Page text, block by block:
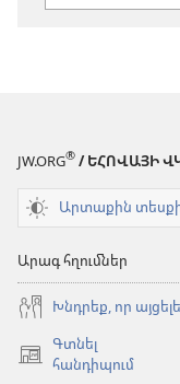
JW.ORG® / ԵՀՈՎԱՅԻ
Արտաքին
Արագ հղումներ
Խնդրեք, որ
Գտնել
հանդիպում
(բացվում